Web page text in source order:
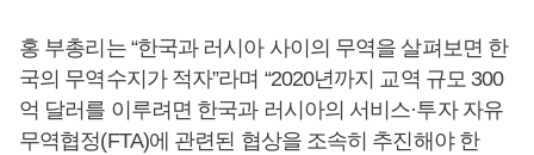
홍 부총리는 “한국과 러시아 사이의 무역을 살펴보면 한
국의 무역수지가 적자”라며 “2020년까지 교역 규모 300
억 달러를 이루려면 한국과 러시아의 서비스·투자 자유
무역협정(FTA)에 관련된 협상을 조속히 추진해야 한